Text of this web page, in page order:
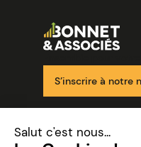
Image
S’inscrire à notre
Nos solutions